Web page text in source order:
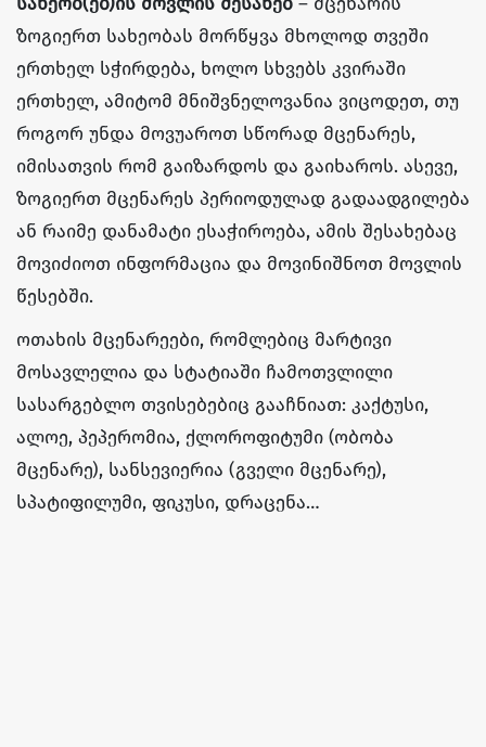
ზოგიერთ სახეობას მორწყვა მხოლოდ თვეში
ერთხელ სჭირდება, ხოლო სხვებს კვირაში
ერთხელ, ამიტომ მნიშვნელოვანია ვიცოდეთ, თუ
როგორ უნდა მოვუაროთ სწორად მცენარეს,
იმისათვის რომ გაიზარდოს და გაიხაროს. ასევე,
ზოგიერთ მცენარეს პერიოდულად გადაადგილება
ან რაიმე დანამატი ესაჭიროება, ამის შესახებაც
მოვიძიოთ ინფორმაცია და მოვინიშნოთ მოვლის
წესებში.
ოთახის მცენარეები, რომლებიც მარტივი
მოსავლელია და სტატიაში ჩამოთვლილი
სასარგებლო თვისებებიც გააჩნიათ: კაქტუსი,
ალოე, პეპერომია, ქლოროფიტუმი (ობობა
მცენარე), სანსევიერია (გველი მცენარე),
სპატიფილუმი, ფიკუსი, დრაცენა…